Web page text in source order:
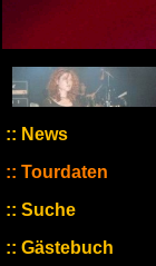
News
Tourdaten
Suche
Gästebuch